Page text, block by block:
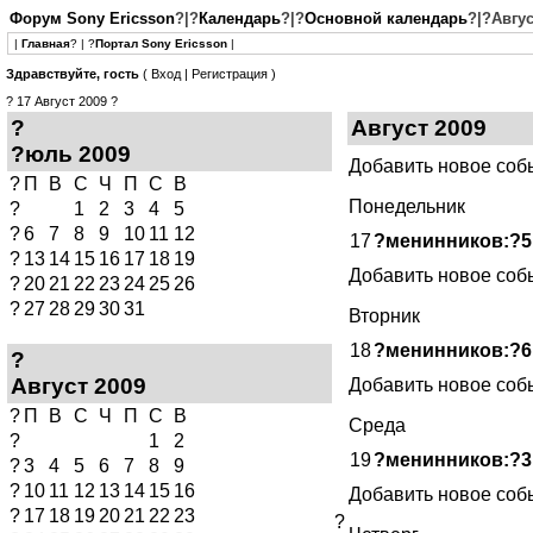
Форум Sony Ericsson?|? Календарь?|?Основной календарь
| Главная? | ?Портал Sony Ericsson |
Здравствуйте, гость ( Вход | Регистрация )
? 17 Август 2009 ?
?
?юль 2009
? П В С Ч П С
В
?
1 2 3 4
5
?6 7 8 9 10 11 12
? 13 14 15 16 17 18 19
? 20 21 22 23 24 25 26
? 27 28 293031
?
Август 2009
? П В С Ч П С
В
?
1
2
?3 4 5 6 7 8
9
? 10 11 12 13 14 15 16
? 17 18 19 20 21 22 23
?
Август 2009
Добавить новое
Понедельник
17?менинников:?5
Добавить новое
Вторник
18?менинников:?6
Добавить новое
Среда
19?менинников:?3
Добавить новое